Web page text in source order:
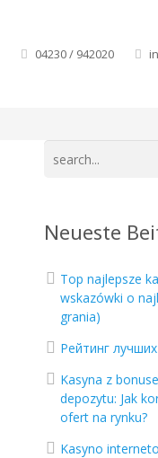
04230 / 942020
Neueste
Top najlepsze
wskazówki o
grania)
Рейтинг
Kasyna z
depozytu: Jak
ofert na rynku?
Kasyno